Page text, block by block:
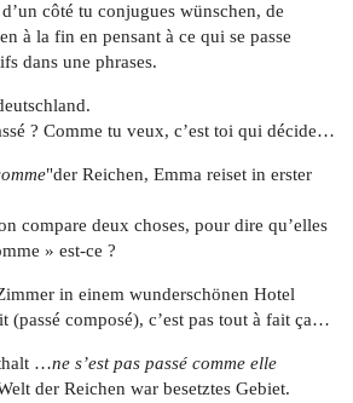
côté tu conjugues wünschen, de
à la fin en pensant à ce qui se passe
dans une phrases.
? Comme tu veux, c’est toi qui décide…
"der Reichen, Emma reiset in erster
compare deux choses, pour dire qu’elles
» est-ce ?
in einem wunderschönen Hotel
(passé composé), c’est pas tout à fait ça…
…ne s’est pas passé comme elle
der Reichen war besetztes Gebiet.